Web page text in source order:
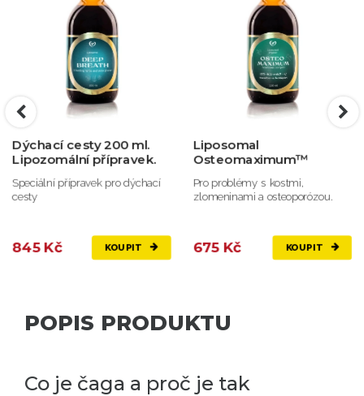
Dýchací cesty 200 ml.
Lipozomální přípravek.
Speciální přípravek pro dýchací
cesty
845 Kč KOUPIT
Liposomal
Osteomaximum™
Pro problémy s kostmi,
zlomeninami a osteoporózou.
675 Kč KOUPIT
POPIS PRODUKTU
Co je čaga a proč je tak